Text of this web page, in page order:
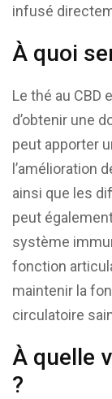
infusé
À quoi
Le thé au CBD
d’obtenir une
peut apporter
l’amélioration
ainsi que les
peut
système
fonction
maintenir la
circulatoire
À quelle
?